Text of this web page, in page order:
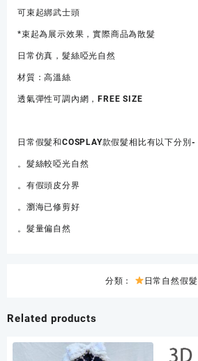
男
女
尾
自
黑
短
髮
量
可束起綁武士頭
*束起為展示效果，實際商品為散髮
日常仿真，髮絲啞光自然
材質：高溫絲
透氣彈性可調內網，FREE SIZE
日常假髮和COSPLAY款假髮相比有以下分別-
。髮絲較啞光自然
。有假頭皮分界
。瀏海已修剪好
。髮量偏自然
分類： 日常自然假髮
Related products